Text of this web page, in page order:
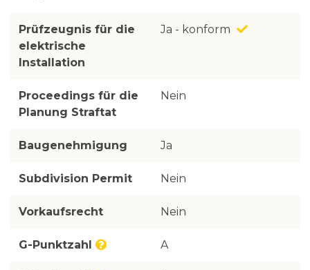
Prüfzeugnis für die
elektrische
Installation
Ja - konform
Proceedings für die
Planung Straftat
Nein
Baugenehmigung Ja
Subdivision Permit Nein
Vorkaufsrecht Nein
G-Punktzahl A